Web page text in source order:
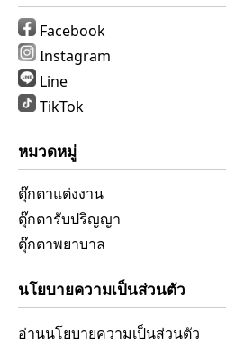
Facebook
Instagram
Line
TikTok
หมวดหมู่
ตุ๊กตาแต่งงาน
ตุ๊กตารับปริญญา
ตุ๊กตาพยาบาล
นโยบายความเป็นส่วนตัว
อ่านนโยบายความเป็นส่วนตัว